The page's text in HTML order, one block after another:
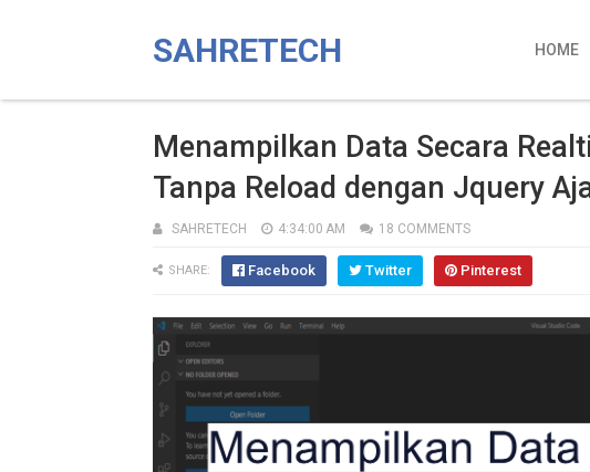
SAHRETECH HOME
Menampilkan Data Secara
Tanpa Reload dengan Jquery
SAHRETECH 4:34:00 AM 18 COMMENTS
SHARE: Facebook Twitter Pinterest